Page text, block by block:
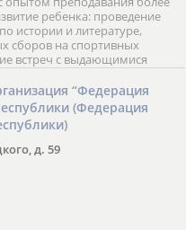
ребенка: проведение
истории и литературе,
сборов на спортивных
встреч с выдающимися
онлайн обучение в
круглые столы
организация фестивалей;
“Федерация
(Федерация
д. 59